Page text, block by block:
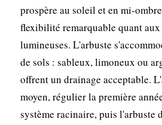
prospère au soleil et en mi-
flexibilité remarquable quant
lumineuses. L'arbuste
de sols : sableux, limoneux ou
offrent un drainage acceptable.
moyen, régulier la première
système racinaire, puis l'arbuste